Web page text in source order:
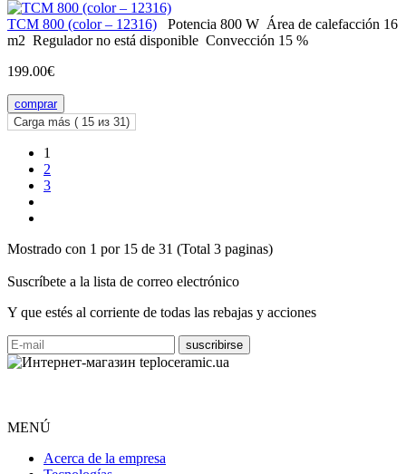
ТСМ 800 (color – 12316) Potencia 800 W Área de calefacción 16
m2 Regulador no está disponible Convección 15 %
199.00€
comprar
Carga más ( 15 из 31)
1
2
3
Mostrado con 1 por 15 de 31 (Total 3 paginas)
Suscríbete a la lista de correo electrónico
Y que estés al corriente de todas las rebajas y acciones
MENÚ
Acerca de la empresa